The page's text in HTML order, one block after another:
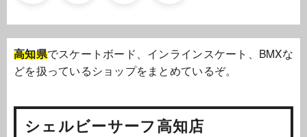
高知県でスケートボード、インラインスケート、BMXな
どを扱っているショップをまとめているぞ。
シェルビーサーフ高知店